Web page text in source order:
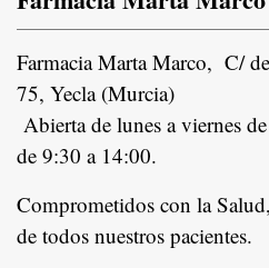
Farmacia Marta Marco, C/
75, Yecla (Murcia)
Abierta de lunes a viernes
de 9:30 a 14:00.
Comprometidos con la
de todos nuestros pacientes.